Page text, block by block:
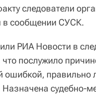
следователи
в сообщении СУСК.
РИА Новости в
послужило
ошибкой, правильно
судебно-